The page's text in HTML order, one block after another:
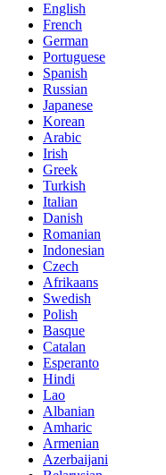
English
French
German
Portuguese
Spanish
Russian
Japanese
Korean
Arabic
Irish
Greek
Turkish
Italian
Danish
Romanian
Indonesian
Czech
Afrikaans
Swedish
Polish
Basque
Catalan
Esperanto
Hindi
Lao
Albanian
Amharic
Armenian
Azerbaijani